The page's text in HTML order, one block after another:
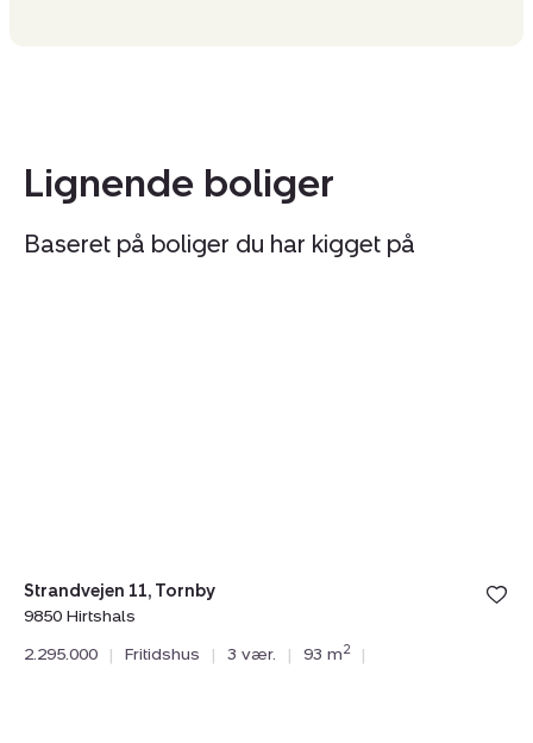
Lignende boliger
Baseret på boliger du har kigget på
Strandvejen 11, Tornby
9850 Hirtshals
2.295.000
| Fritidshus | 3 vær. | 93 m2 |